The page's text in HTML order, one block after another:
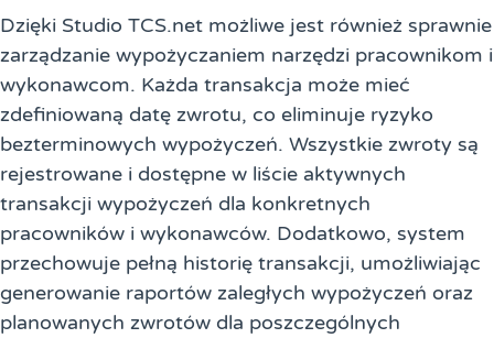
Dzięki Studio TCS.net możliwe jest również sprawnie
zarządzanie wypożyczaniem narzędzi pracownikom i
wykonawcom. Każda transakcja może mieć
zdefiniowaną datę zwrotu, co eliminuje ryzyko
bezterminowych wypożyczeń. Wszystkie zwroty są
rejestrowane i dostępne w liście aktywnych
transakcji wypożyczeń dla konkretnych
pracowników i wykonawców. Dodatkowo, system
przechowuje pełną historię transakcji, umożliwiając
generowanie raportów zaległych wypożyczeń oraz
planowanych zwrotów dla poszczególnych